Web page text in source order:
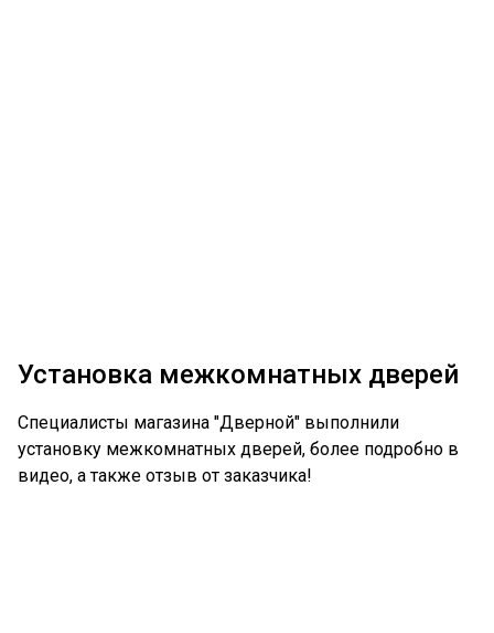
Установка межкомнатных дверей
Специалисты магазина "Дверной" выполнили
установку межкомнатных дверей, более подробно в
видео, а также отзыв от заказчика!